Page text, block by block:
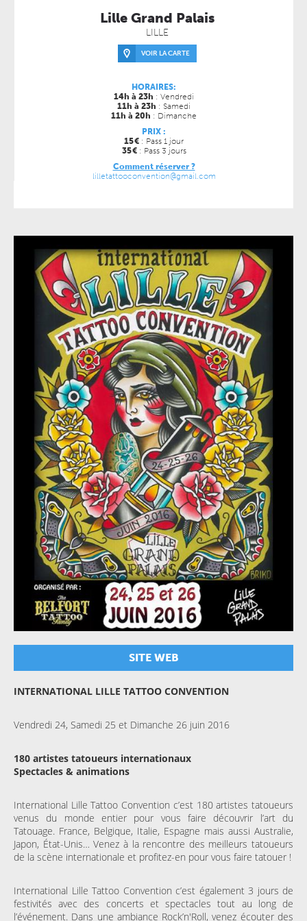
Lille Grand Palais
LILLE
VOIR LA CARTE
HORAIRES:
14h à 23h : Vendredi
11h à 23h : Samedi
11h à 20h : Dimanche
PRIX :
15€ : Pass 1 jour
35€ : Pass 3 jours
Comment réserver ?
lilletattooconvention@gmail.com
SITE WEB
INTERNATIONAL LILLE TATTOO CONVENTION
Vendredi 24, Samedi 25 et Dimanche 26 juin 2016
180 artistes tatoueurs internationaux
Spectacles & animations
International Lille Tattoo Convention c’est 180 artistes tatoueurs
venus du monde entier pour vous faire découvrir l’art du
Tatouage. France, Belgique, Italie, Espagne mais aussi Australie,
Japon, État-Unis… Venez à la rencontre des meilleurs tatoueurs
de la scène internationale et profitez-en pour vous faire tatouer !
International Lille Tattoo Convention c’est également 3 jours de
festivités avec des concerts et spectacles tout au long de
l’événement. Dans une ambiance Rock’n'Roll, venez écouter des